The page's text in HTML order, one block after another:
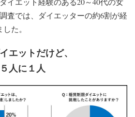
査では、ダイエッターの約6割が経
た。
エットだけど、
人に１人